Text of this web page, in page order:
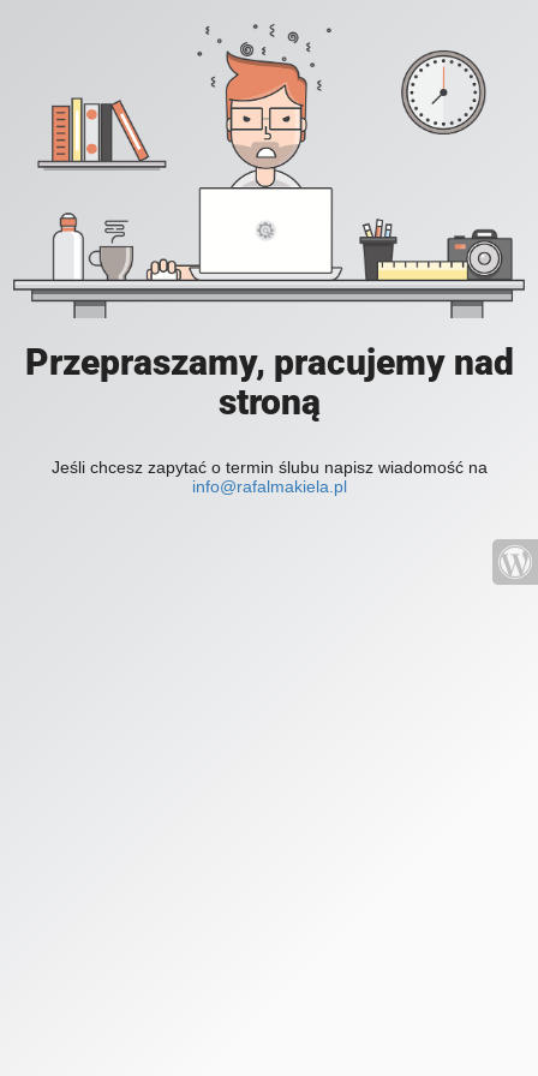
Przepraszamy, pracujemy nad
stroną
Jeśli chcesz zapytać o termin ślubu napisz wiadomość na
info@rafalmakiela.pl